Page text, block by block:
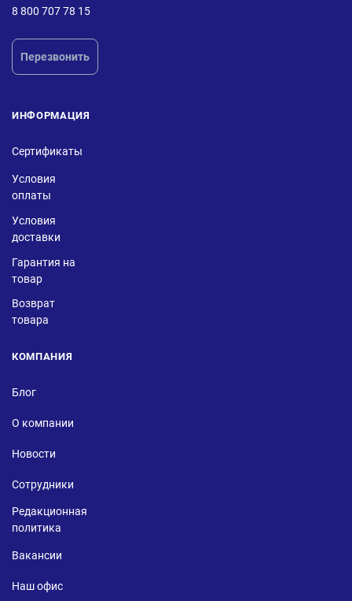
8 800 707 78 15
Перезвонить
ИНФОРМАЦИЯ
Сертификаты
Условия
оплаты
Условия
доставки
Гарантия на
товар
Возврат
товара
КОМПАНИЯ
Блог
О компании
Новости
Сотрудники
Редакционная
политика
Вакансии
Наш офис